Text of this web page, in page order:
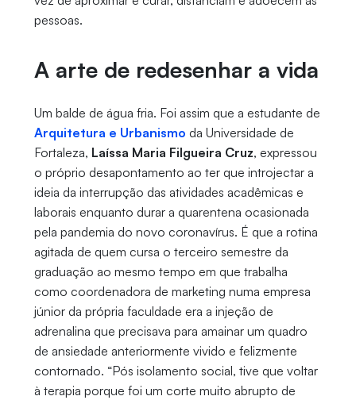
pessoas.
A arte de redesenhar a vida
Um balde de água fria. Foi assim que a estudante de
Arquitetura e Urbanismo da Universidade de
Fortaleza, Laíssa Maria Filgueira Cruz, expressou
o próprio desapontamento ao ter que introjectar a
ideia da interrupção das atividades acadêmicas e
laborais enquanto durar a quarentena ocasionada
pela pandemia do novo coronavírus. É que a rotina
agitada de quem cursa o terceiro semestre da
graduação ao mesmo tempo em que trabalha
como coordenadora de marketing numa empresa
júnior da própria faculdade era a injeção de
adrenalina que precisava para amainar um quadro
de ansiedade anteriormente vivido e felizmente
contornado. “Pós isolamento social, tive que voltar
à terapia porque foi um corte muito abrupto de